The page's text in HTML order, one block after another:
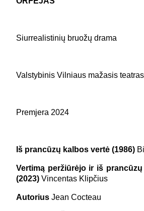
Siurrealistinių bruožų drama
Valstybinis Vilniaus mažasis teatras
Premjera 2024
Iš prancūzų kalbos vertė (1986)
Vertimą peržiūrėjo ir iš
(2023) Vincentas Klipčius
Autorius Jean Cocteau